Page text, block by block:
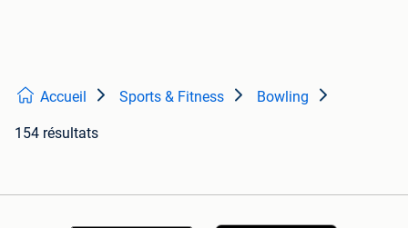
Accueil Sports & Fitness Bowling
154 résultats